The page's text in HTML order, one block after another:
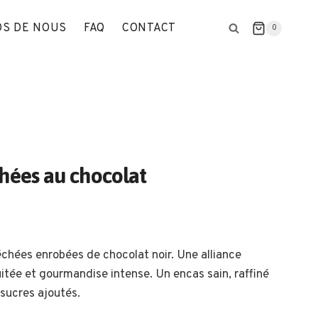
DE NOUS FAQ CONTACT 0
au chocolat
enrobées de chocolat noir. Une alliance
et gourmandise intense. Un encas sain, raffiné
ajoutés.